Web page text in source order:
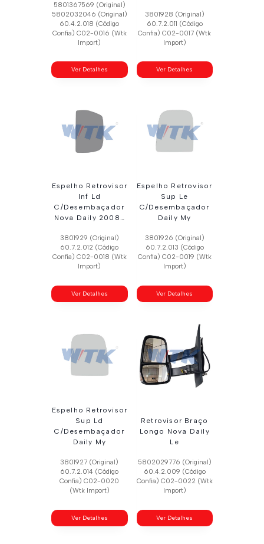
5801367569 (Original)
5802032046 (Original)
60.4.2.018 (Código
Confia) C02-0016 (Wtk
Import)
Ver Detalhes
3801928 (Original)
60.7.2.011 (Código
Confia) C02-0017 (Wtk
Import)
Ver Detalhes
Espelho Retrovisor
Inf Ld
C/Desembaçador
Nova Daily 2008…
3801929 (Original)
60.7.2.012 (Código
Confia) C02-0018 (Wtk
Import)
Ver Detalhes
Espelho Retrovisor
Sup Le
C/Desembaçador
Daily My
3801926 (Original)
60.7.2.013 (Código
Confia) C02-0019 (Wtk
Import)
Ver Detalhes
Espelho Retrovisor
Sup Ld
C/Desembaçador
Daily My
3801927 (Original)
60.7.2.014 (Código
Confia) C02-0020
(Wtk Import)
Ver Detalhes
Retrovisor Braço
Longo Nova Daily
Le
5802029776 (Original)
60.4.2.009 (Código
Confia) C02-0022 (Wtk
Import)
Ver Detalhes